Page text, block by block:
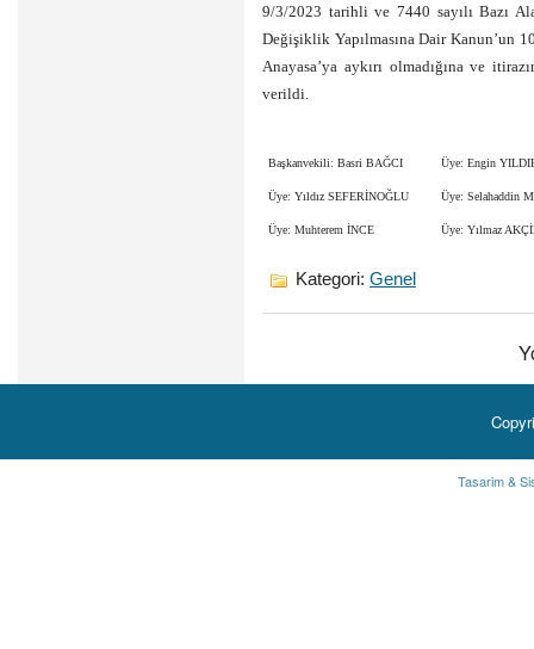
9/3/2023 tarihli ve 7440 sayılı Bazı
Değişiklik Yapılmasına Dair Kanun’un
Anayasa’ya aykırı olmadığına ve
verildi.
Başkanvekili: Basri BAĞCI Üye: Engin
Üye: Yıldız SEFERİNOĞLU Üye: Selahaddin
Üye: Muhterem İNCE Üye: Yılmaz
Kategori: Genel
Tasarim &